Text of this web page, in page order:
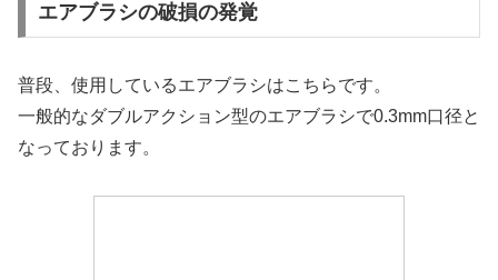
エアブラシの破損の発覚
普段、使用しているエアブラシはこちらです。
一般的なダブルアクション型のエアブラシで0.3mm口径と
なっております。